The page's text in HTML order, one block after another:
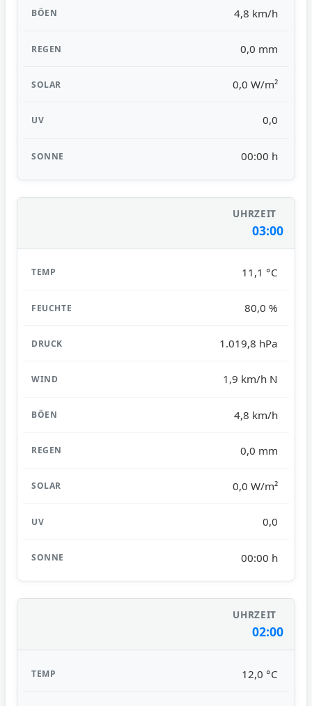
4,8 km/h
0,0 mm
0,0 W/m²
0,0
00:00 h
03:00
11,1 °C
80,0 %
1.019,8 hPa
1,9 km/h N
4,8 km/h
0,0 mm
0,0 W/m²
0,0
00:00 h
02:00
12,0 °C